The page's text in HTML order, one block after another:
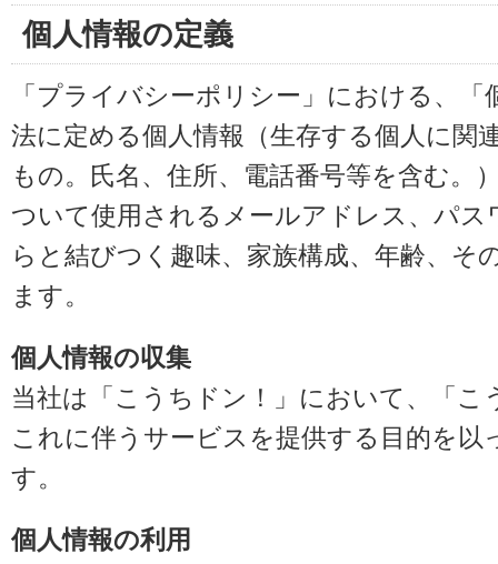
個人情報の定義
「プライバシーポリシー」における、
法に定める個人情報（生存する個人に関
もの。氏名、住所、電話番号等を含む。
ついて使用されるメールアドレス、パ
らと結びつく趣味、家族構成、年齢、そ
ます。
個人情報の収集
当社は「こうちドン！」において、「
これに伴うサービスを提供する目的を以
す。
個人情報の利用